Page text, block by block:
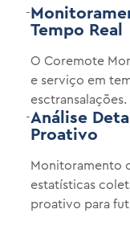
-
Tempo Real
O Coremote
e serviço em
esctransalações.
-Análise
Proativo
Monitoramento
estatísticas
proativo para